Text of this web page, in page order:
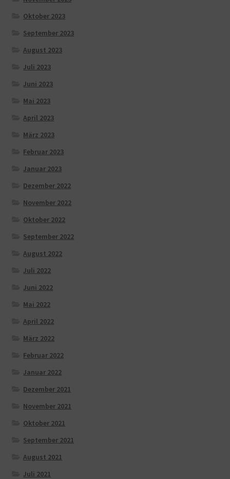
Oktober 2023
September 2023
August 2023
Juli 2023
Juni 2023
Mai 2023
April 2023
März 2023
Februar 2023
Januar 2023
Dezember 2022
November 2022
Oktober 2022
September 2022
August 2022
Juli 2022
Juni 2022
Mai 2022
April 2022
März 2022
Februar 2022
Januar 2022
Dezember 2021
November 2021
Oktober 2021
September 2021
August 2021
Juli 2021